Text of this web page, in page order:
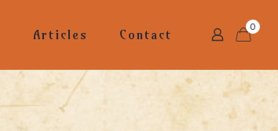
Articles Contact 0